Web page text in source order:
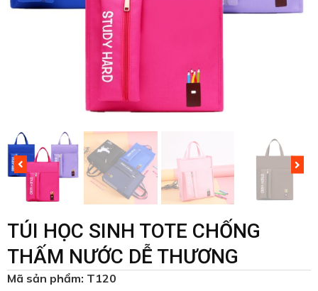
TÚI HỌC SINH TOTE CHỐNG
THẤM NƯỚC DỄ THƯƠNG
Mã sản phẩm: T120